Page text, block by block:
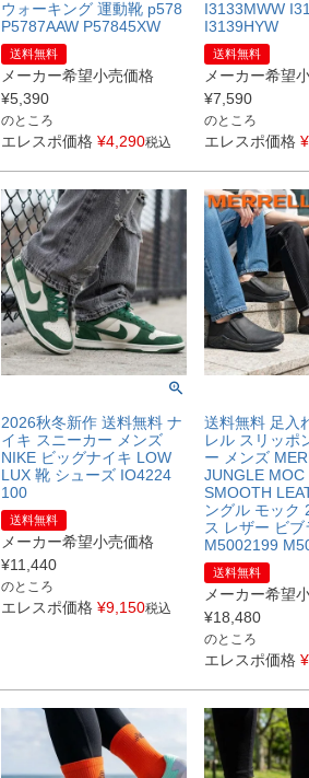
ウォーキング 運動靴 p578
P5787AAW P57845XW
送料無料
メーカー希望小売価格
¥5,390
のところ
エレスポ価格 ¥4,290税込
I3133MWW
I3139HYW
送料無料
メーカー希望
¥7,590
のところ
エレスポ価格 ¥
2026秋冬新作 送料無料 ナ
イキ スニーカー メンズ
NIKE ビッグナイキ LOW
LUX 靴 シューズ IO4224
100
送料無料
メーカー希望小売価格
¥11,440
のところ
エレスポ価格 ¥9,150税込
送料無料 足入
レル スリッポ
ー メンズ
JUNGLE MOC
SMOOTH
ングル モック
ス レザー ビ
M5002199
送料無料
メーカー希望
¥18,480
のところ
エレスポ価格 ¥